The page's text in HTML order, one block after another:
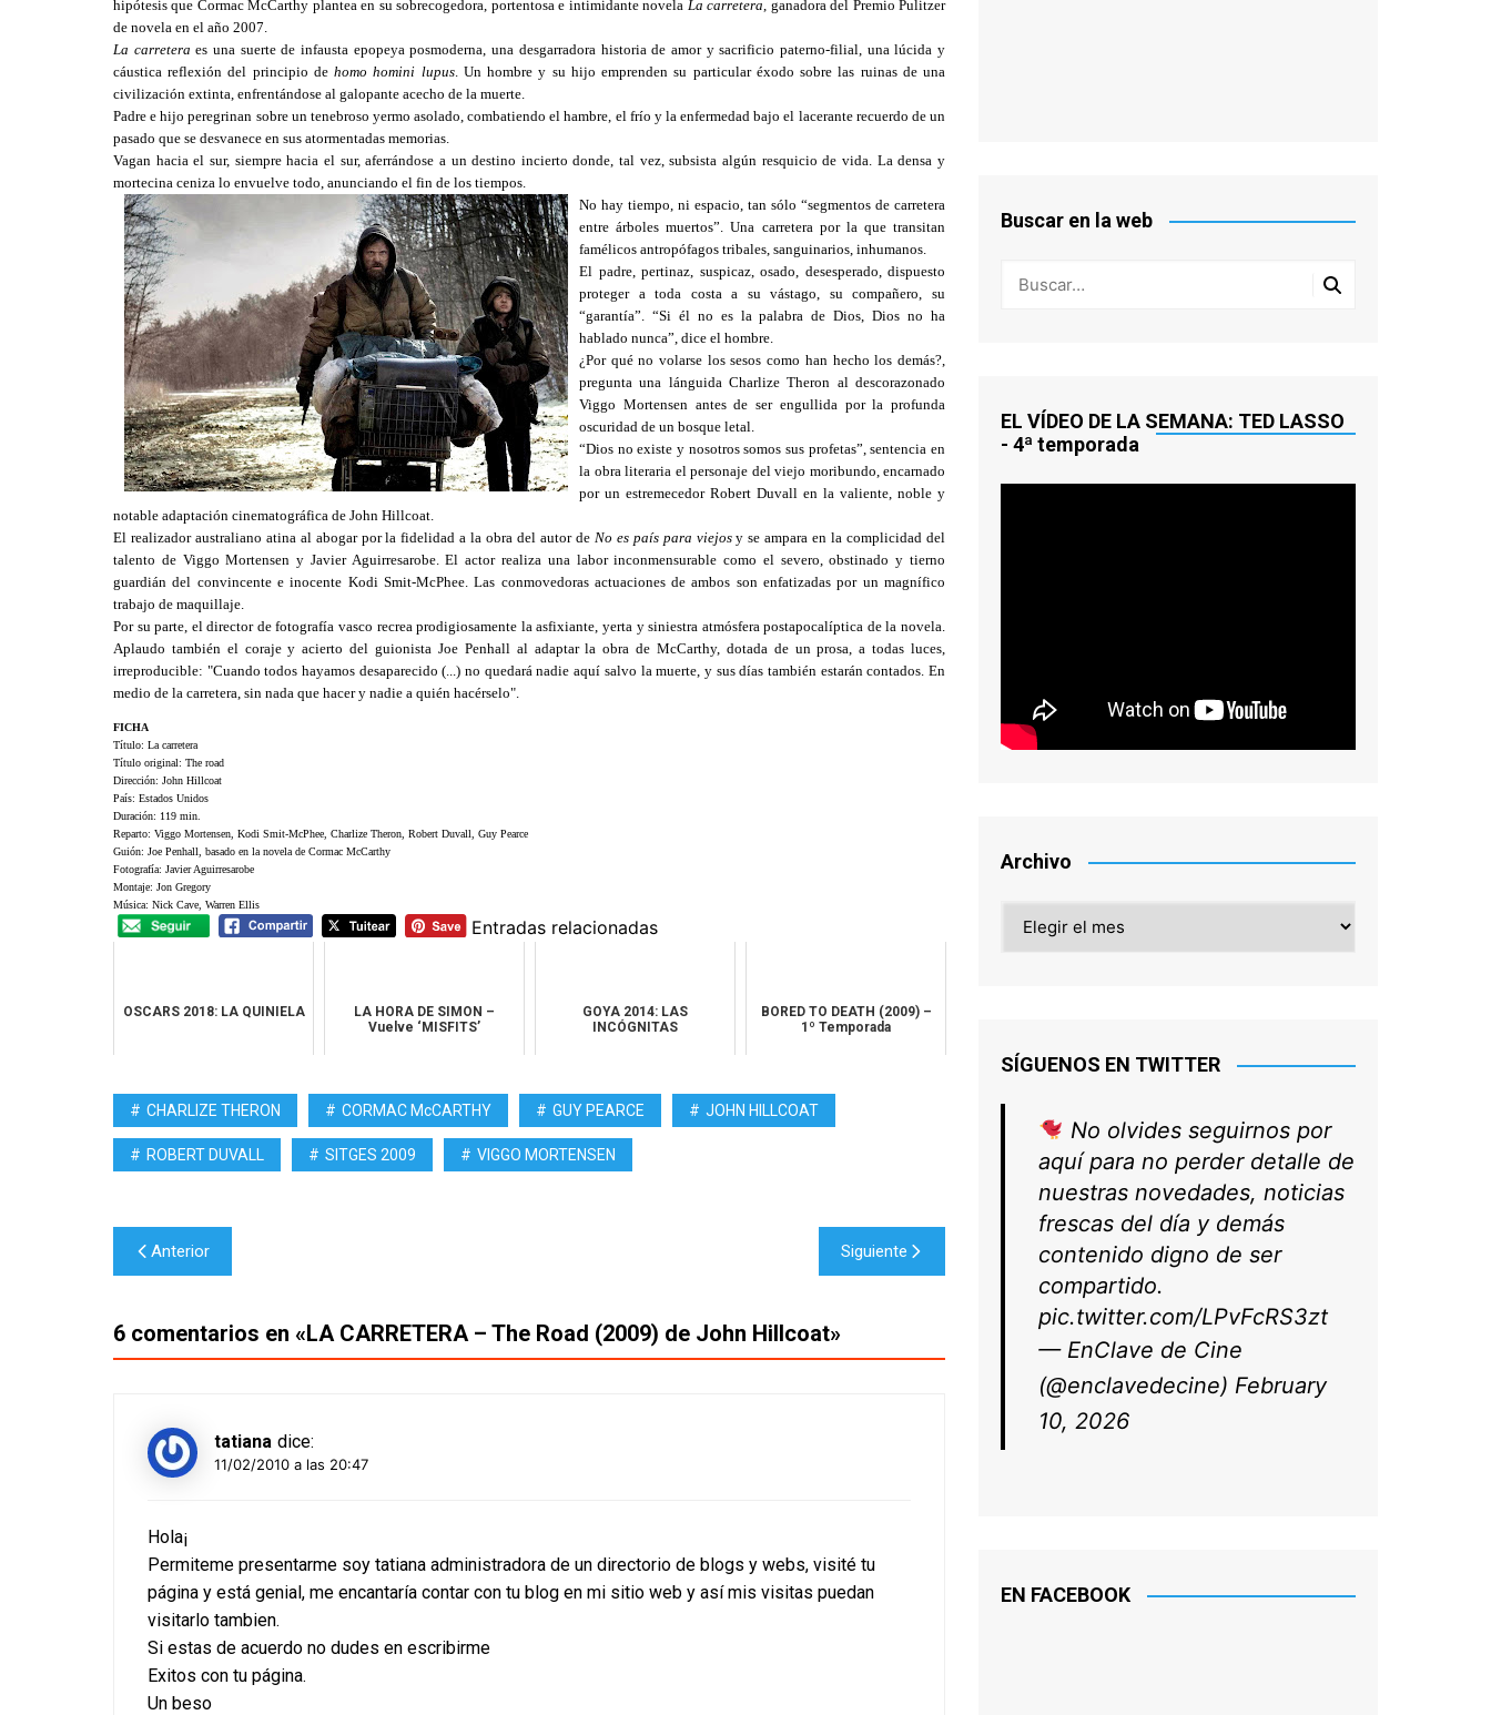
MODERN FAMILY
MR. ROBOT
MAD MEN
MISFITS
NEW GIRL
PERDIDOS
POR TRECE RAZONES
RUBICON
SEX EDUCATION
STRANGER THINGS
THE KILLING
THE LEFTOVERS
THE WIRE
TRUE BLOOD
TWIN PEAKS
VEEP
hipótesis que Cormac McCarthy plantea en su sobrecogedora, portentosa e intimidante novela La carretera, ganadora del Premio Pulitzer
de novela en el año 2007.
La carretera es una suerte de infausta epopeya posmoderna, una desgarradora historia de amor y sacrificio paterno-filial, una lúcida y
cáustica reflexión del principio dehomo homini lupus. Un hombre y su hijo emprenden su particular éxodo sobre las ruinas de una
civilización extinta, enfrentándose al galopante acecho de la muerte.
Padre e hijo peregrinan sobre un tenebroso yermo asolado, combatiendo el hambre, el frío y la enfermedad bajo el lacerante recuerdo de un
pasado que se desvanece en sus atormentadas memorias.
Vagan hacia el sur, siempre hacia el sur, aferrándose a un destino incierto donde, tal vez, subsista algún resquicio de vida. La densa y
mortecina ceniza lo envuelve todo, anunciando el fin de los tiempos.
No hay tiempo, ni espacio, tan sólo “segmentos de carretera
entre árboles muertos”. Una carretera por la que transitan
famélicos antropófagos tribales, sanguinarios, inhumanos.
El padre, pertinaz, suspicaz, osado, desesperado, dispuesto
proteger a toda costa a su vástago, su compañero, su
“garantía”. “Si él no es la palabra de Dios, Dios no ha
hablado nunca”, dice el hombre.
¿Por qué no volarse los sesos como han hecho los demás?,
pregunta una lánguida Charlize Theron al descorazonado
Viggo Mortensen antes de ser engullida por la profunda
oscuridad de un bosque letal.
“Dios no existe y nosotros somos sus profetas”, sentencia en
la obra literaria el personaje del viejo moribundo, encarnado
por un estremecedor Robert Duvall en la valiente, noble y
notable adaptación cinematográfica de John Hillcoat.
El realizador australiano atina al abogar por la fidelidad a la obra del autor de No es país para viejosy se ampara en la complicidad del
talento de Viggo Mortensen y Javier Aguirresarobe. El actor realiza una labor inconmensurable como el severo, obstinado y tierno
guardián del convincente e inocente Kodi Smit-McPhee. Las conmovedoras actuaciones de ambos son enfatizadas por un magnífico
trabajo de maquillaje.
Por su parte, el director de fotografía vasco recrea prodigiosamente la asfixiante, yerta y siniestra atmósfera postapocalíptica de la novela.
Aplaudo también el coraje y acierto del guionista Joe Penhall al adaptar la obra de McCarthy, dotada de un prosa, a todas luces,
irreproducible: "Cuando todos hayamos desaparecido (...) no quedará nadie aquí salvo la muerte, y sus días también estarán contados. En
medio de la carretera, sin nada que hacer y nadie a quién hacérselo".
FICHA
Título: La carretera
Título original: The road
Dirección: John Hillcoat
País: Estados Unidos
Duración: 119 min.
Reparto: Viggo Mortensen, Kodi Smit-McPhee, Charlize Theron, Robert Duvall, Guy Pearce
Guión: Joe Penhall, basado en la novela de Cormac McCarthy
Fotografía: Javier Aguirresarobe
Montaje: Jon Gregory
Música: Nick Cave, Warren Ellis
Entradas relacionadas
OSCARS 2018: LA QUINIELA
LA HORA DE SIMON –
Vuelve ‘MISFITS’
GOYA 2014: LAS
INCÓGNITAS
BORED TO DEATH (2009) –
1º Temporada
CHARLIZE THERON CORMAC McCARTHY GUY PEARCE JOHN HILLCOAT
ROBERT DUVALL SITGES 2009 VIGGO MORTENSEN
Navegación
de
entradas
Anterior Siguiente
6 comentarios en «LA CARRETERA – The Road (2009) de John Hillcoat»
tatiana dice:
11/02/2010 a las 20:47
Hola¡
Permiteme presentarme soy tatiana administradora de un directorio de blogs y webs, visité tu
página y está genial, me encantaría contar con tu blog en mi sitio web y así mis visitas puedan
visitarlo tambien.
Si estas de acuerdo no dudes en escribirme
Exitos con tu página.
Un beso
Buscar en la web
EL VÍDEO DE LA SEMANA: TED LASSO
- 4ª temporada
Archivo
SÍGUENOS EN TWITTER
No olvides seguirnos por
aquí para no perder detalle de
nuestras novedades, noticias
frescas del día y demás
contenido digno de ser
compartido.
pic.twitter.com/LPvFcRS3zt
— EnClave de Cine
(@enclavedecine) February
10, 2026
EN FACEBOOK